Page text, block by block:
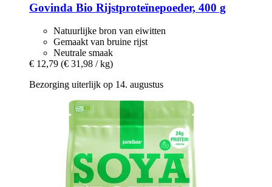
Govinda Bio Rijstproteïnepoeder, 400 g
Natuurlijke bron van eiwitten
Gemaakt van bruine rijst
Neutrale smaak
€ 12,79 (€ 31,98 / kg)
Bezorging uiterlijk op 14. augustus